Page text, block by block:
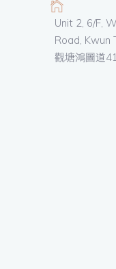
Unit 2, 6/F,
Road, Kwun
觀塘鴻圖道